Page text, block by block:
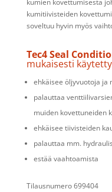
kumien kovettumisesta
kumitiivisteiden
soveltuu hyvin myös
Tec4 Seal
mukaisesti
ehkäisee öljyvuotoja ja
palauttaa
muiden kovettuneiden
ehkäisee tiivisteiden
palauttaa mm.
estää vaahtoamista
Tilausnumero 699404